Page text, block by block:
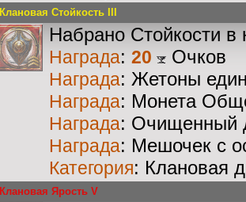
Клановая Стойкость III
Набрано Стойкости в
Награда: 20 Очков
Награда: Жетоны
Награда: Монета
Награда: Очищенный
Награда: Мешочек с
Категория: Клановая
Клановая Ярость V